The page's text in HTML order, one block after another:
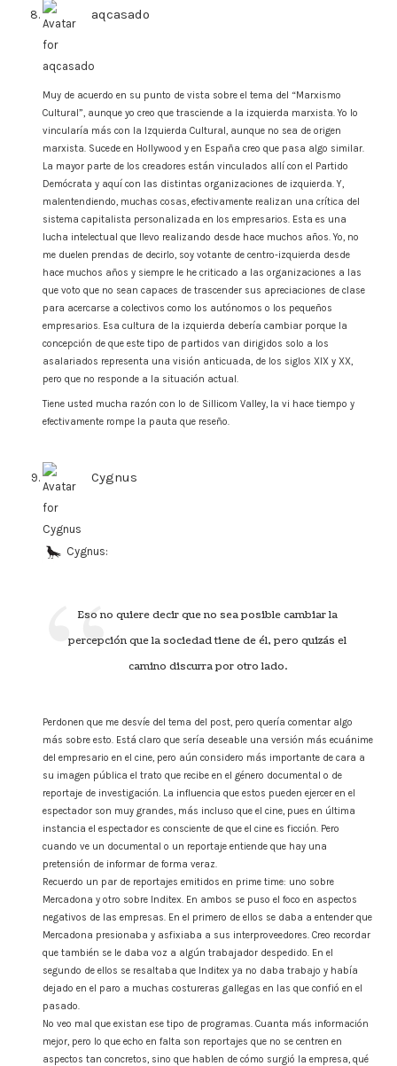
aqcasado
Muy de acuerdo en su punto de vista sobre el tema del “Marxismo
Cultural”, aunque yo creo que trasciende a la izquierda marxista. Yo lo
vincularía más con la Izquierda Cultural, aunque no sea de origen
marxista. Sucede en Hollywood y en España creo que pasa algo similar.
La mayor parte de los creadores están vinculados allí con el Partido
Demócrata y aquí con las distintas organizaciones de izquierda. Y,
malentendiendo, muchas cosas, efectivamente realizan una crítica del
sistema capitalista personalizada en los empresarios. Esta es una
lucha intelectual que llevo realizando desde hace muchos años. Yo, no
me duelen prendas de decirlo, soy votante de centro-izquierda desde
hace muchos años y siempre le he criticado a las organizaciones a las
que voto que no sean capaces de trascender sus apreciaciones de clase
para acercarse a colectivos como los autónomos o los pequeños
empresarios. Esa cultura de la izquierda debería cambiar porque la
concepción de que este tipo de partidos van dirigidos solo a los
asalariados representa una visión anticuada, de los siglos XIX y XX,
pero que no responde a la situación actual.
Tiene usted mucha razón con lo de Sillicom Valley, la vi hace tiempo y
efectivamente rompe la pauta que reseño.
Cygnus
Cygnus:
Eso no quiere decir que no sea posible cambiar la
percepción que la sociedad tiene de él, pero quizás el
camino discurra por otro lado.
Perdonen que me desvíe del tema del post, pero quería comentar algo
más sobre esto. Está claro que sería deseable una versión más ecuánime
del empresario en el cine, pero aún considero más importante de cara a
su imagen pública el trato que recibe en el género documental o de
reportaje de investigación. La influencia que estos pueden ejercer en el
espectador son muy grandes, más incluso que el cine, pues en última
instancia el espectador es consciente de que el cine es ficción. Pero
cuando ve un documental o un reportaje entiende que hay una
pretensión de informar de forma veraz.
Recuerdo un par de reportajes emitidos en prime time: uno sobre
Mercadona y otro sobre Inditex. En ambos se puso el foco en aspectos
negativos de las empresas. En el primero de ellos se daba a entender que
Mercadona presionaba y asfixiaba a sus interproveedores. Creo recordar
que también se le daba voz a algún trabajador despedido. En el
segundo de ellos se resaltaba que Inditex ya no daba trabajo y había
dejado en el paro a muchas costureras gallegas en las que confió en el
pasado.
No veo mal que existan ese tipo de programas. Cuanta más información
mejor, pero lo que echo en falta son reportajes que no se centren en
aspectos tan concretos, sino que hablen de cómo surgió la empresa, qué